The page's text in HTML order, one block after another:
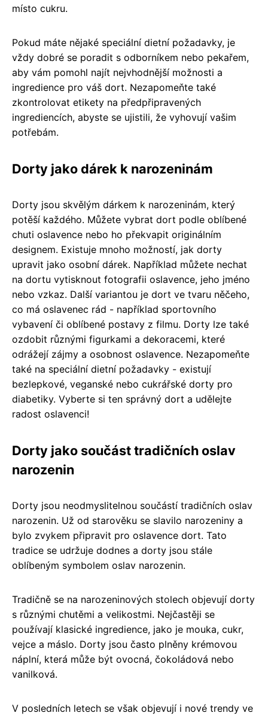
místo cukru.
Pokud máte nějaké speciální dietní požadavky, je
vždy dobré se poradit s odborníkem nebo pekařem,
aby vám pomohl najít nejvhodnější možnosti a
ingredience pro váš dort. Nezapomeňte také
zkontrolovat etikety na předpřipravených
ingrediencích, abyste se ujistili, že vyhovují vašim
potřebám.
Dorty jako dárek k narozeninám
Dorty jsou skvělým dárkem k narozeninám, který
potěší každého. Můžete vybrat dort podle oblíbené
chuti oslavence nebo ho překvapit originálním
designem. Existuje mnoho možností, jak dorty
upravit jako osobní dárek. Například můžete nechat
na dortu vytisknout fotografii oslavence, jeho jméno
nebo vzkaz. Další variantou je dort ve tvaru něčeho,
co má oslavenec rád - například sportovního
vybavení či oblíbené postavy z filmu. Dorty lze také
ozdobit různými figurkami a dekoracemi, které
odrážejí zájmy a osobnost oslavence. Nezapomeňte
také na speciální dietní požadavky - existují
bezlepkové, veganské nebo cukrářské dorty pro
diabetiky. Vyberte si ten správný dort a udělejte
radost oslavenci!
Dorty jako součást tradičních oslav
narozenin
Dorty jsou neodmyslitelnou součástí tradičních oslav
narozenin. Už od starověku se slavilo narozeniny a
bylo zvykem připravit pro oslavence dort. Tato
tradice se udržuje dodnes a dorty jsou stále
oblíbeným symbolem oslav narozenin.
Tradičně se na narozeninových stolech objevují dorty
s různými chutěmi a velikostmi. Nejčastěji se
používají klasické ingredience, jako je mouka, cukr,
vejce a máslo. Dorty jsou často plněny krémovou
náplní, která může být ovocná, čokoládová nebo
vanilková.
V posledních letech se však objevují i nové trendy ve